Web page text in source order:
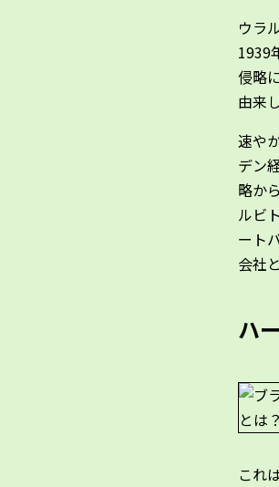
ウラ
1939
侵略
由来
速や
デン
略か
ルビ
ート
会社
ハ
これ